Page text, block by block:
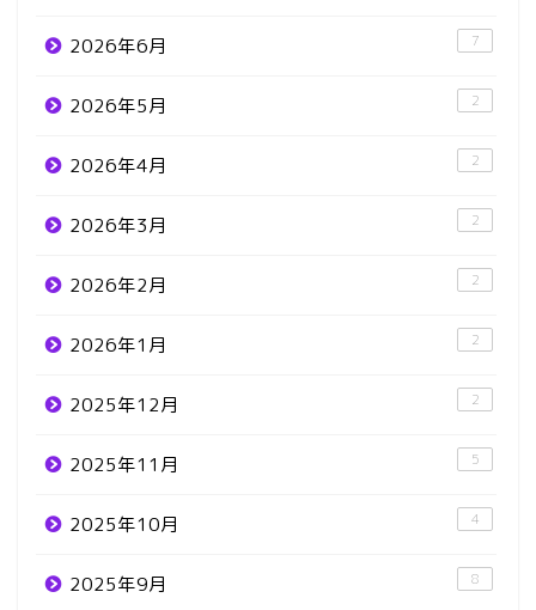
2026年6月 7
2026年5月 2
2026年4月 2
2026年3月 2
2026年2月 2
2026年1月 2
2025年12月 2
2025年11月 5
2025年10月 4
2025年9月 8